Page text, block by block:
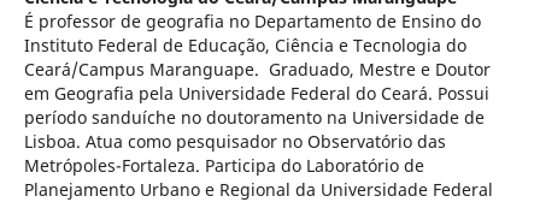
É professor de geografia no Departamento de Ensino do
Instituto Federal de Educação, Ciência e Tecnologia do
Ceará/Campus Maranguape. Graduado, Mestre e Doutor
em Geografia pela Universidade Federal do Ceará. Possui
período sanduíche no doutoramento na Universidade de
Lisboa. Atua como pesquisador no Observatório das
Metrópoles-Fortaleza. Participa do Laboratório de
Planejamento Urbano e Regional da Universidade Federal